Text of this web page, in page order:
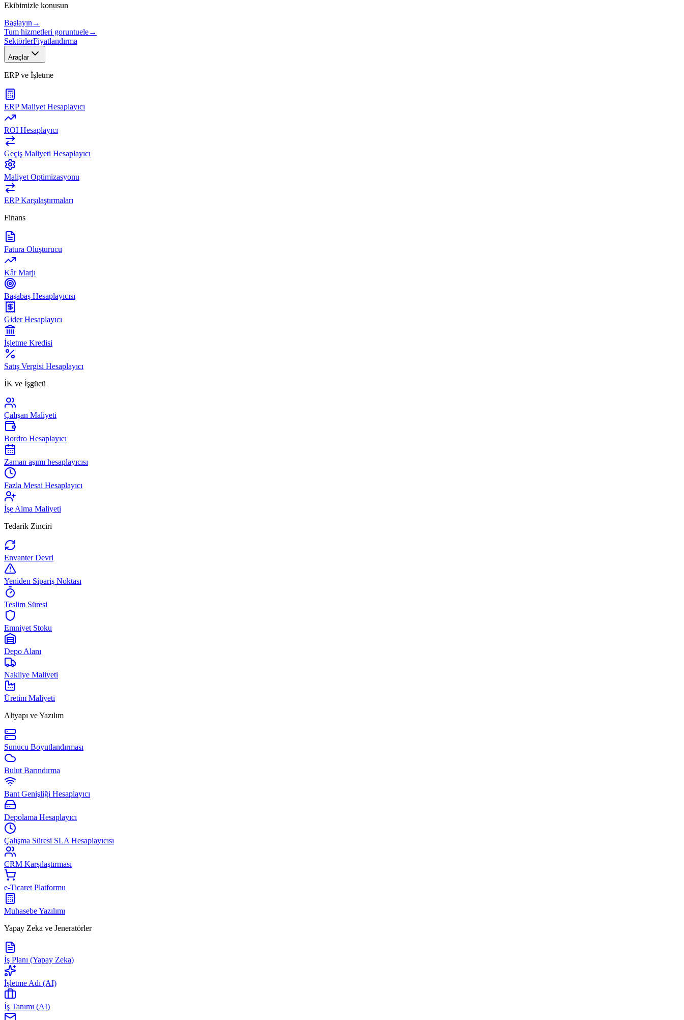
Ekibimizle konusun
Başlayın →
Tum hizmetleri goruntuele→
SektörlerFiyatlandırma
Araçlar
ERP ve İşletme
ERP Maliyet Hesaplayıcı
ROI Hesaplayıcı
Geçiş Maliyeti Hesaplayıcı
Maliyet Optimizasyonu
ERP Karşılaştırmaları
Finans
Fatura Oluşturucu
Kâr Marjı
Başabaş Hesaplayıcısı
Gider Hesaplayıcı
İşletme Kredisi
Satış Vergisi Hesaplayıcı
İK ve İşgücü
Çalışan Maliyeti
Bordro Hesaplayıcı
Zaman aşımı hesaplayıcısı
Fazla Mesai Hesaplayıcı
İşe Alma Maliyeti
Tedarik Zinciri
Envanter Devri
Yeniden Sipariş Noktası
Teslim Süresi
Emniyet Stoku
Depo Alanı
Nakliye Maliyeti
Üretim Maliyeti
Altyapı ve Yazılım
Sunucu Boyutlandırması
Bulut Barındırma
Bant Genişliği Hesaplayıcı
Depolama Hesaplayıcı
Çalışma Süresi SLA Hesaplayıcısı
CRM Karşılaştırması
e-Ticaret Platformu
Muhasebe Yazılımı
Yapay Zeka ve Jeneratörler
İş Planı (Yapay Zeka)
İşletme Adı (AI)
İş Tanımı (AI)